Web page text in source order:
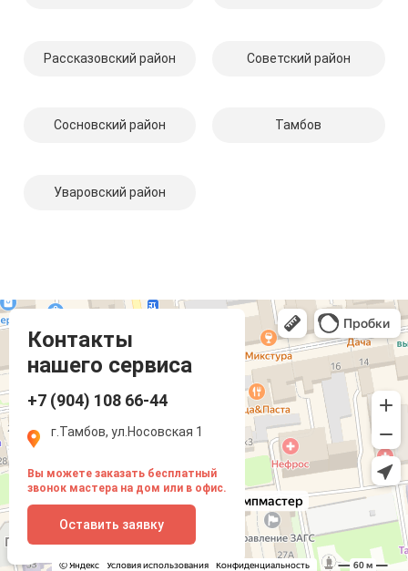
Рассказовский район Советский район
Сосновский район Тамбов
Уваровский район
Контакты
нашего сервиса
+7 (904) 108 66-44
г.Тамбов, ул.Носовская 1
Вы можете заказать бесплатный
звонок мастера на дом или в офис.
Оставить заявку
Компмастер
Тамбов
Носовская улица, 1